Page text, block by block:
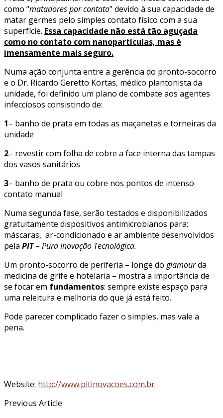
como “matadores por contato” devido à sua capacidade de
matar germes pelo simples contato físico com a sua
superfície. Essa capacidade não está tão aguçada
como no contato com nanopartículas, mas é
imensamente mais seguro.
Numa ação conjunta entre a gerência do pronto-socorro
e o Dr. Ricardo Geretto Kortas, médico plantonista da
unidade, foi definido um plano de combate aos agentes
infecciosos consistindo de:
1– banho de prata em todas as maçanetas e torneiras da
unidade
2– revestir com folha de cobre a face interna das tampas
dos vasos sanitários
3– banho de prata ou cobre nos pontos de intenso
contato manual
Numa segunda fase, serão testados e disponibilizados
gratuitamente dispositivos antimicrobianos para:
máscaras, ar-condicionado e ar ambiente desenvolvidos
pela PIT– Pura Inovação Tecnológica.
Um pronto-socorro de periferia – longe do glamourda
medicina de grife e hotelaria – mostra a importância de
se focar em fundamentos: sempre existe espaço para
uma releitura e melhoria do que já está feito.
Pode parecer complicado fazer o simples, mas vale a
pena.
Website: http://www.pitinovacoes.com.br
Previous Article